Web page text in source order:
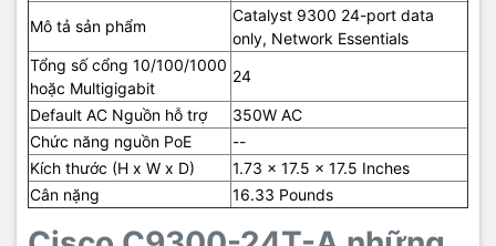
Mô tả sản phẩm
Catalyst 9300 24-port data
only, Network Essentials
Tổng số cổng 10/100/1000
hoặc Multigigabit
24
Default AC Nguồn hỗ trợ
350W AC
Chức năng nguồn PoE
--
Kích thước (H x W x D)
1.73 x 17.5 x 17.5 Inches
Cân nặng
16.33 Pounds